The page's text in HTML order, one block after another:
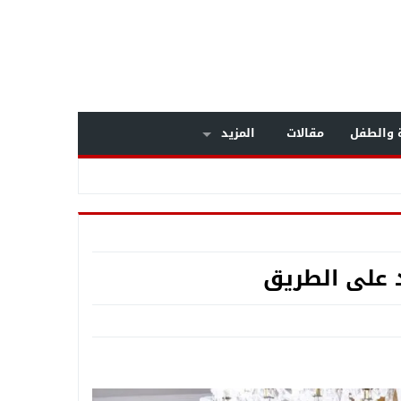
والطفل مقالات
المزيد
المنظومة الأمنيةة متجددة
على الطريق